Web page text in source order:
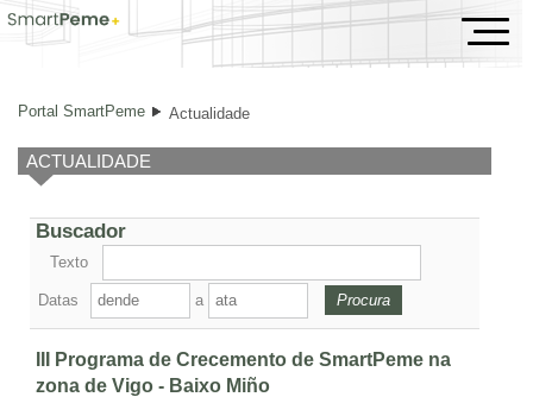
Actualidade
Portal SmartPeme Actualidade
ACTUALIDADE
Buscador
Texto
Datas a
III Programa de Crecemento de SmartPeme na
zona de Vigo - Baixo Miño